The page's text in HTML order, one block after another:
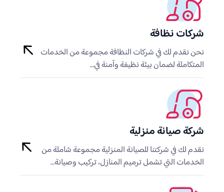
شركات نظافة
نحن نقدم لك في شركات النظافة مجموعة من الخدمات
المتكاملة لضمان بيئة نظيفة وآمنة في…
شركة صيانة منزلية
نقدم لك في شركتنا للصيانة المنزلية مجموعة شاملة من
الخدمات التي تشمل ترميم المنازل، تركيب وصيانة…